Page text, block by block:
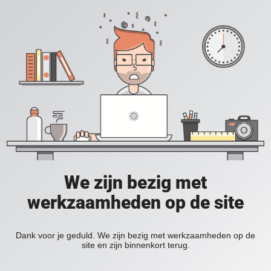
We zijn bezig met
werkzaamheden op de site
Dank voor je geduld. We zijn bezig met werkzaamheden op de
site en zijn binnenkort terug.